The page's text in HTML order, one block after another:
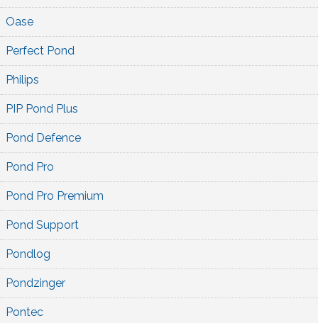
Oase
Perfect Pond
Philips
PIP Pond Plus
Pond Defence
Pond Pro
Pond Pro Premium
Pond Support
Pondlog
Pondzinger
Pontec